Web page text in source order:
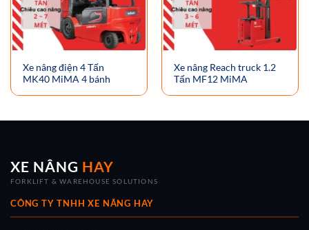
Xe nâng điện 4 Tấn
MK40 MiMA 4 bánh
Xe nâng Reach truck 1.2
Tấn MF12 MiMA
XE NÂNG HAY
FORKLIFT & WAREHOUSE SOLUTIONS
CÔNG TY TNHH XE NÂNG HAY